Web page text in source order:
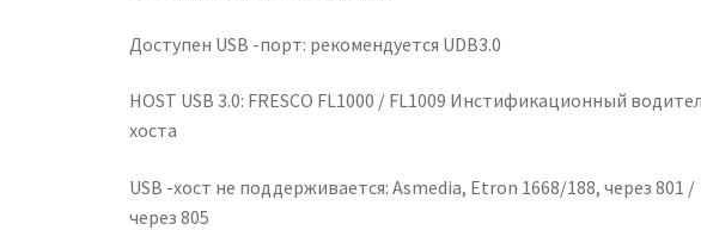
Доступен USB -порт: рекомендуется UDB3.0
HOST USB 3.0: FRESCO FL1000 / FL1009 Инстификационный
хоста
USB -хост не поддерживается: Asmedia, Etron 1668/188, через 801 /
через 805